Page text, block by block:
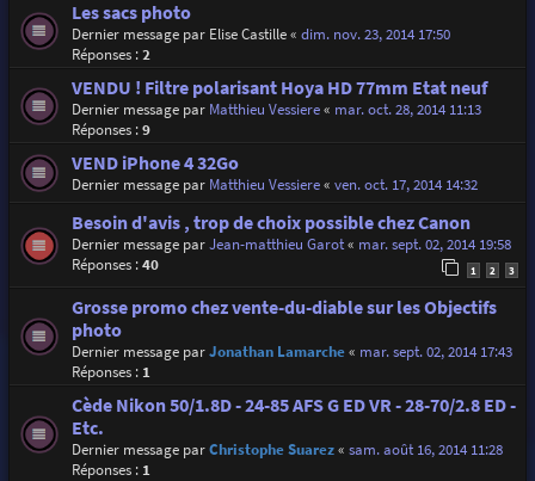
Les sacs photo
Dernier message par Elise Castille« dim. nov. 23, 2014 17:50
Réponses :2
VENDU ! Filtre polarisant Hoya HD 77mm Etat neuf
Dernier message par Matthieu Vessiere« mar. oct. 28, 2014 11:13
Réponses :9
VEND iPhone 4 32Go
Dernier message par Matthieu Vessiere« ven. oct. 17, 2014 14:32
Besoin d'avis , trop de choix possible chez Canon
Dernier message parJean-matthieu Garot« mar. sept. 02, 2014 19:58
Réponses :40 1 2 3
Grosse promo chez vente-du-diable sur les Objectifs
photo
Dernier message parJonathan Lamarche« mar. sept. 02, 2014 17:43
Réponses : 1
Cède Nikon 50/1.8D - 24-85 AFS G ED VR - 28-70/2.8 ED -
Etc.
Dernier message parChristophe Suarez« sam. août 16, 2014 11:28
Réponses : 1